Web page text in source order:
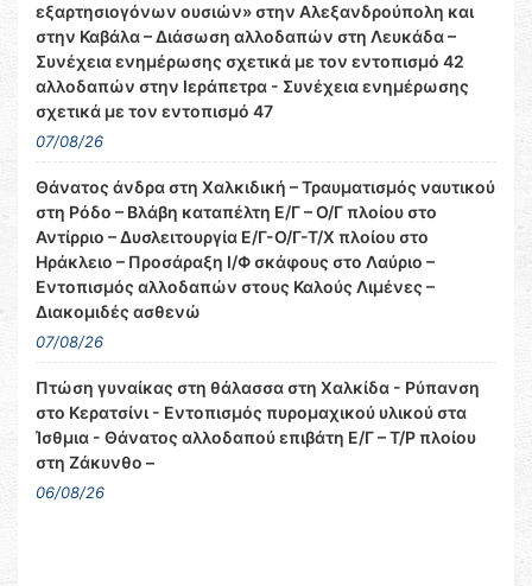
εξαρτησιογόνων ουσιών» στην Αλεξανδρούπολη και
στην Καβάλα – Διάσωση αλλοδαπών στη Λευκάδα –
Συνέχεια ενημέρωσης σχετικά με τον εντοπισμό 42
αλλοδαπών στην Ιεράπετρα - Συνέχεια ενημέρωσης
σχετικά με τον εντοπισμό 47
07/08/26
Θάνατος άνδρα στη Χαλκιδική – Τραυματισμός ναυτικού
στη Ρόδο – Βλάβη καταπέλτη Ε/Γ – Ο/Γ πλοίου στο
Αντίρριο – Δυσλειτουργία Ε/Γ-Ο/Γ-Τ/Χ πλοίου στο
Ηράκλειο – Προσάραξη Ι/Φ σκάφους στο Λαύριο –
Εντοπισμός αλλοδαπών στους Καλούς Λιμένες –
Διακομιδές ασθενώ
07/08/26
Πτώση γυναίκας στη θάλασσα στη Χαλκίδα - Ρύπανση
στο Κερατσίνι - Εντοπισμός πυρομαχικού υλικού στα
Ίσθμια - Θάνατος αλλοδαπού επιβάτη Ε/Γ – Τ/Ρ πλοίου
στη Ζάκυνθο –
06/08/26